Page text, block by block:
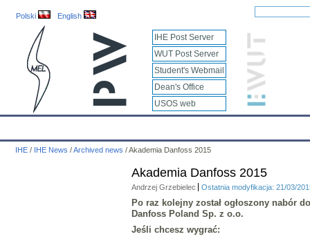
Polski English
IHE Post Server
WUT Post Server
Student's Webmail
Dean's Office
USOS web
IHE / IHE News /Archived news /Akademia Danfoss 2015
Akademia Danfoss 2015
Andrzej Grzebielec Ostatnia modyfikacja: 21/03/
Po raz kolejny został ogłoszony nabór
Danfoss Poland Sp. z o.o.
Jeśli chcesz wygrać: